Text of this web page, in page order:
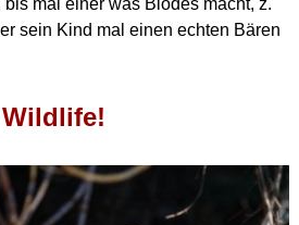
mal einer was Blödes macht, z.
sein Kind mal einen echten Bären